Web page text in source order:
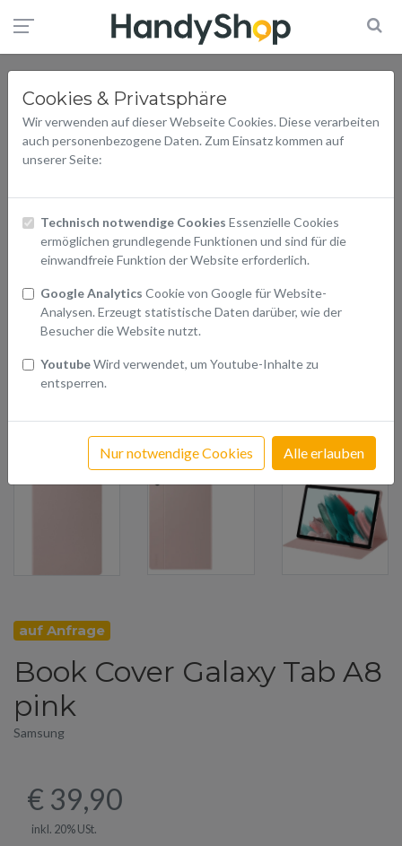
Cookies & Privatsphäre
Wir verwenden auf dieser Webseite Cookies. Diese verarbeiten
auch personenbezogene Daten. Zum Einsatz kommen auf
unserer Seite:
Technisch notwendige Cookies Essenzielle Cookies
ermöglichen grundlegende Funktionen und sind für die
einwandfreie Funktion der Website erforderlich.
Google Analytics Cookie von Google für Website-
Analysen. Erzeugt statistische Daten darüber, wie der
Besucher die Website nutzt.
YoutubeWird verwendet, um Youtube-Inhalte zu
entsperren.
Nur notwendige Cookies Alle erlauben
auf Anfrage
Book Cover Galaxy Tab A8
pink
Samsung
€ 39,90
inkl. 20% USt.